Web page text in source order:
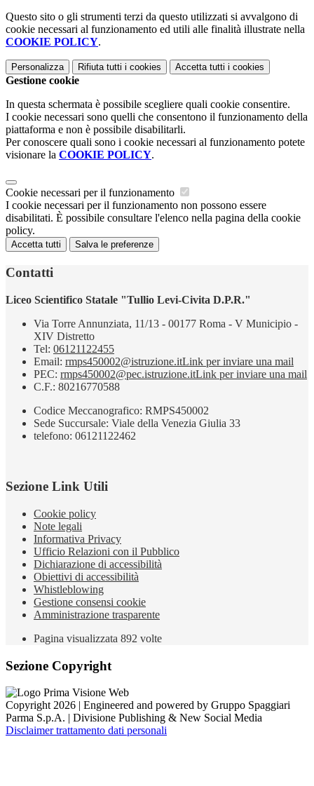
Questo sito o gli strumenti terzi da questo utilizzati si avvalgono di
cookie necessari al funzionamento ed utili alle finalità illustrate nella
COOKIE POLICY.
Personalizza Rifiuta tutti i cookies Accetta tutti i cookies
Gestione cookie
In questa schermata è possibile scegliere quali cookie consentire.
I cookie necessari sono quelli che consentono il funzionamento della
piattaforma e non è possibile disabilitarli.
Per conoscere quali sono i cookie necessari al funzionamento potete
visionare la COOKIE POLICY.
Cookie necessari per il funzionamento
I cookie necessari per il funzionamento non possono essere
disabilitati. È possibile consultare l'elenco nella pagina della cookie
policy.
Accetta tutti Salva le preferenze
Contatti
Liceo Scientifico Statale "Tullio Levi-Civita D.P.R."
Via Torre Annunziata, 11/13 - 00177 Roma - V Municipio -
XIV Distretto
Tel: 06121122455
Email: rmps450002@istruzione.itLink per inviare una mail
PEC: rmps450002@pec.istruzione.itLink per inviare una mail
C.F.: 80216770588
Codice Meccanografico: RMPS450002
Sede Succursale: Viale della Venezia Giulia 33
telefono: 06121122462
Sezione Link Utili
Cookie policy
Note legali
Informativa Privacy
Ufficio Relazioni con il Pubblico
Dichiarazione di accessibilità
Obiettivi di accessibilità
Whistleblowing
Gestione consensi cookie
Amministrazione trasparente
Pagina visualizzata 892 volte
Sezione Copyright
Copyright 2026 | Engineered and powered by Gruppo Spaggiari
Parma S.p.A. | Divisione Publishing & New Social Media
Disclaimer trattamento dati personali